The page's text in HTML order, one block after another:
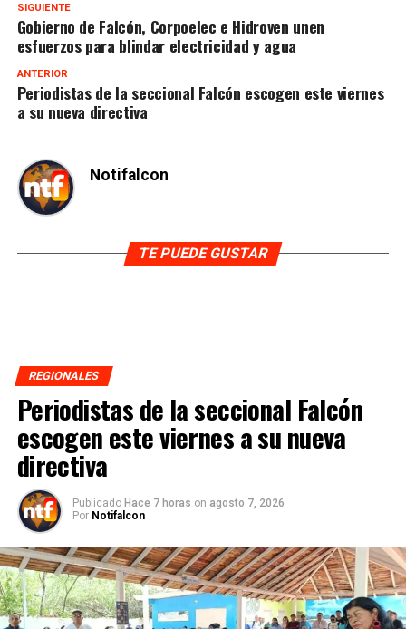
SIGUIENTE
Gobierno de Falcón, Corpoelec e Hidroven unen
esfuerzos para blindar electricidad y agua
ANTERIOR
Periodistas de la seccional Falcón escogen este viernes
a su nueva directiva
Notifalcon
TE PUEDE GUSTAR
REGIONALES
Periodistas de la seccional Falcón
escogen este viernes a su nueva
directiva
Publicado Hace 7 horas on agosto 7, 2026
Por Notifalcon